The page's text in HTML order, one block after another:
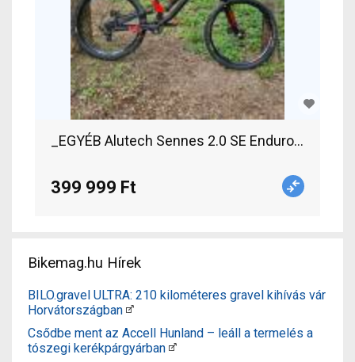
_EGYÉB Alutech Sennes
399 999 Ft
Bikemag.hu Hírek
BILO.gravel ULTRA: 210 kilométeres gravel kihívás vár
Horvátországban
Csődbe ment az Accell Hunland – leáll a termelés a
tószegi kerékpárgyárban